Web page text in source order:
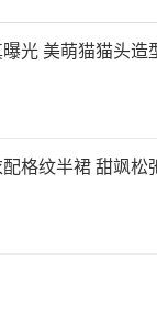
仅需要想象
放心，我
不时回忆起
能难以想象，
花一整年的
的新鲜感被
光 美萌猫猫头造
格纹半裙 甜飒松